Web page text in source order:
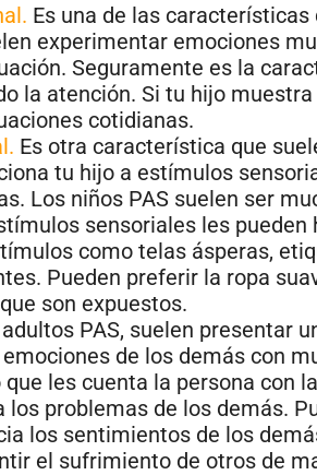
Es una de las
experimentar emociones
Seguramente es la
la atención. Si tu hijo
cotidianas.
Es otra característica que
tu hijo a estímulos
Los niños PAS suelen ser
sensoriales les
como telas ásperas,
Pueden preferir la ropa
son expuestos.
PAS, suelen presentar
de los demás con
les cuenta la persona con
los problemas de los demás.
los sentimientos de los
el sufrimiento de otros de